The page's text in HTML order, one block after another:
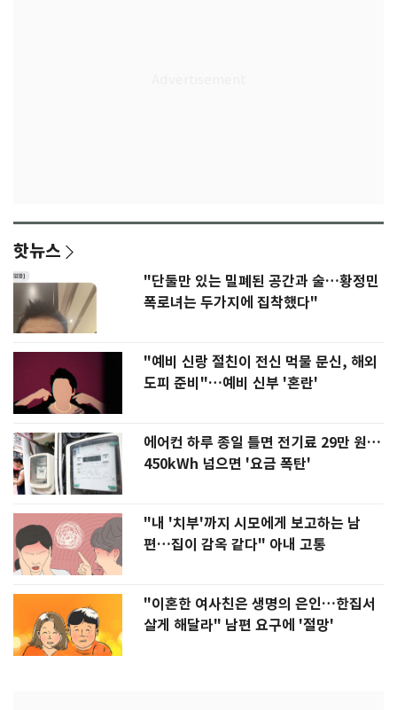
핫뉴스
"단둘만 있는 밀폐된 공간과 술…황정민
폭로녀는 두가지에 집착했다"
"예비 신랑 절친이 전신 먹물 문신, 해외
도피 준비"…예비 신부 '혼란'
에어컨 하루 종일 틀면 전기료 29만 원…
450kWh 넘으면 '요금 폭탄'
"내 '치부'까지 시모에게 보고하는 남
편…집이 감옥 같다" 아내 고통
"이혼한 여사친은 생명의 은인…한집서
살게 해달라" 남편 요구에 '절망'